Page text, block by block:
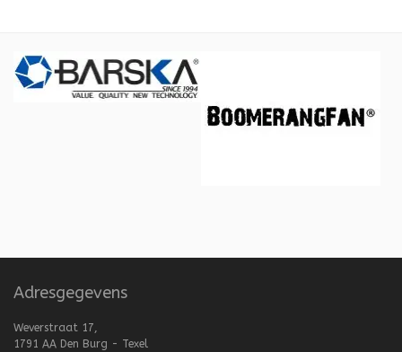
Adresgegevens
Weverstraat 17,
1791 AA Den Burg - Texel